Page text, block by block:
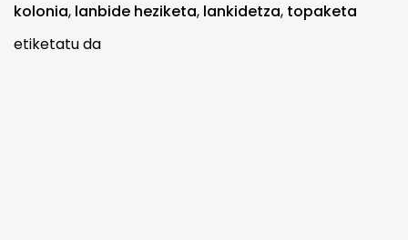
kolonia, lanbide heziketa, lankidetza, topaketa
etiketatu da